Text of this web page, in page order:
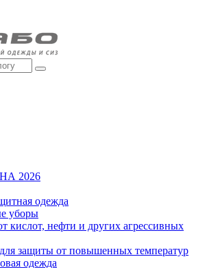
2026
одежда
уборы
кислот, нефти и других агрессивных
защиты от повышенных температур
одежда